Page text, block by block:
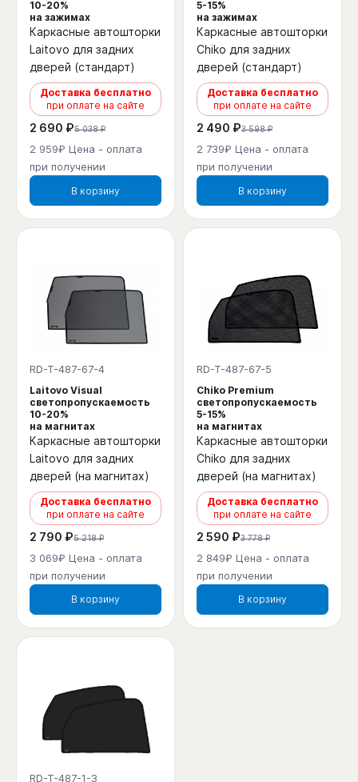
10-20%
на зажимах
Каркасные автошторки
Laitovo для задних
дверей (стандарт)
Доставка бесплатно
при оплате на сайте
2 690 ₽5 038 ₽
2 959₽ Цена - оплата
при получении
В корзину
5-15%
на зажимах
Каркасные автошторки
Chiko для задних
дверей (стандарт)
Доставка бесплатно
при оплате на сайте
2 490 ₽3 598 ₽
2 739₽ Цена - оплата
при получении
В корзину
RD-T-487-67-4
Laitovo Visual
светопропускаемость
10-20%
на магнитах
Каркасные автошторки
Laitovo для задних
дверей (на магнитах)
Доставка бесплатно
при оплате на сайте
2 790 ₽5 218 ₽
3 069₽ Цена - оплата
при получении
В корзину
RD-T-487-67-5
Chiko Premium
светопропускаемость
5-15%
на магнитах
Каркасные автошторки
Chiko для задних
дверей (на магнитах)
Доставка бесплатно
при оплате на сайте
2 590 ₽3 778 ₽
2 849₽ Цена - оплата
при получении
В корзину
RD-T-487-1-3